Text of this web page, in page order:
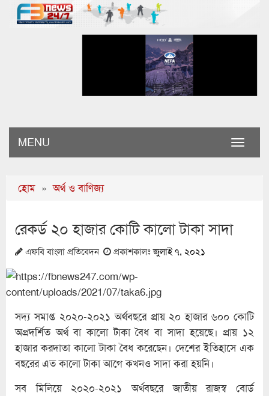
Toggle
MENU
হোম » অর্থ ও বাণিজ্য
রেকর্ড ২০ হাজার কোটি কালো টাকা সাদা
এফবি বাংলা প্রতিবেদন প্রকাশকালঃজুলাই ৭, ২০২১
সদ্য সমাপ্ত ২০২০-২০২১ অর্থবছরে প্রায় ২০ হাজার ৬০০ কোটি
অপ্রদর্শিত অর্থ বা কালো টাকা বৈধ বা সাদা হয়েছে। প্রায় ১২
হাজার করদাতা কালো টাকা বৈধ করেছেন। দেশের ইতিহাসে এক
বছরের এত কালো টাকা আগে কখনও সাদা করা হয়নি।
সব মিলিয়ে ২০২০-২০২১ অর্থবছরে জাতীয় রাজস্ব বোর্ড